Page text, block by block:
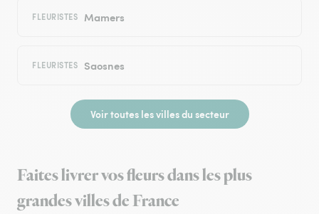
FLEURISTES Mamers
FLEURISTES Saosnes
Voir toutes les villes du secteur
Faites livrer vos fleurs dans les plus
grandes villes de France